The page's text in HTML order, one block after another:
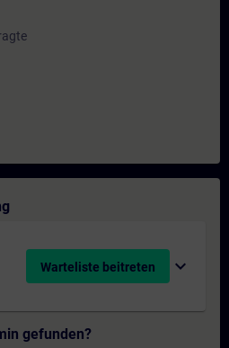
Warteliste beitreten expand_more
gefunden?